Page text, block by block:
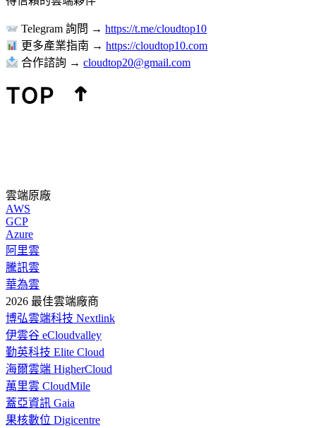
Telegram 詢問 →https://t.me/cloudtop10
更多產業指南 →https://cloudtop10.com
合作諮詢 →cloudtop20@gmail.com
雲端原廠
AWS
GCP
Azure
阿里雲
騰訊雲
華為雲
2026 最佳雲端廠商
博弘雲端科技 Nextlink
伊雲谷 eCloudvalley
勤英科技 Elite Cloud
海爾雲端 HigherCloud
萬里雲 CloudMile
蓋亞資訊 Gaia
果核數位 Digicentre